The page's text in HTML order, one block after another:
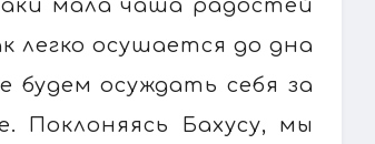
мала чаша радостей
легко осушается до дна
будем осуждать себя за
Бахусу, мы